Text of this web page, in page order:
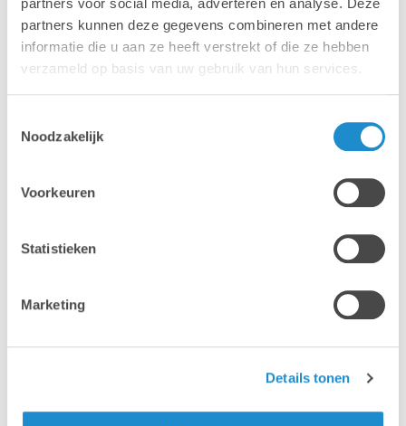
partners voor social media, adverteren en analyse. Deze
partners kunnen deze gegevens combineren met andere
informatie die u aan ze heeft verstrekt of die ze hebben
verzameld op basis van uw gebruik van hun services.
Noodzakelijk
Voorkeuren
Statistieken
Marketing
Details tonen
Ontdek een breed scale aan geweldige